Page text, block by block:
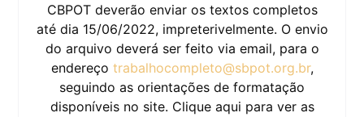
CBPOT deverão enviar os textos completos
até dia 15/06/2022, impreterivelmente. O envio
do arquivo deverá ser feito via email, para o
endereço trabalhocompleto@sbpot.org.br,
seguindo as orientações de formatação
disponíveis no site. Clique aqui para ver as